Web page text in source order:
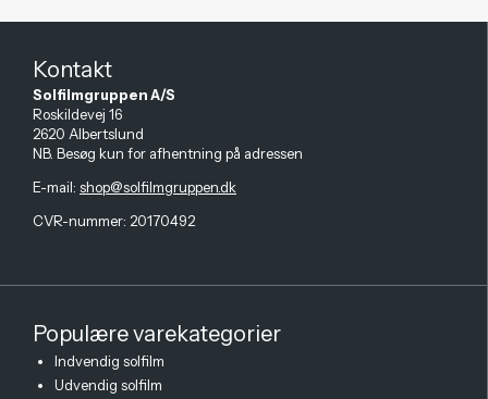
Kontakt
Solfilmgruppen A/S
Roskildevej 16
2620 Albertslund
NB. Besøg kun for afhentning på adressen
E-mail: shop@solfilmgruppen.dk
CVR-nummer: 20170492
Populære varekategorier
Indvendig solfilm
Udvendig solfilm